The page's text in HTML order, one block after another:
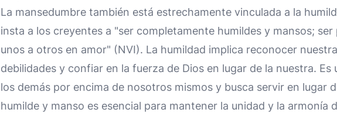
La mansedumbre también está estrechamente vinculada a la
insta a los creyentes a "ser completamente humildes y mansos;
unos a otros en amor" (NVI). La humildad implica reconocer
debilidades y confiar en la fuerza de Dios en lugar de la nuestra. Es
los demás por encima de nosotros mismos y busca servir en lugar
humilde y manso es esencial para mantener la unidad y la armonía